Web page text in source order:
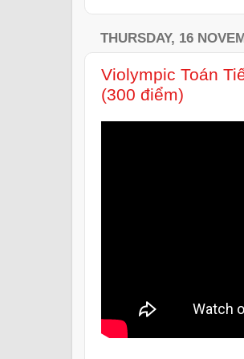
THURSDAY, 16
Violympic Toán
(300 điểm)